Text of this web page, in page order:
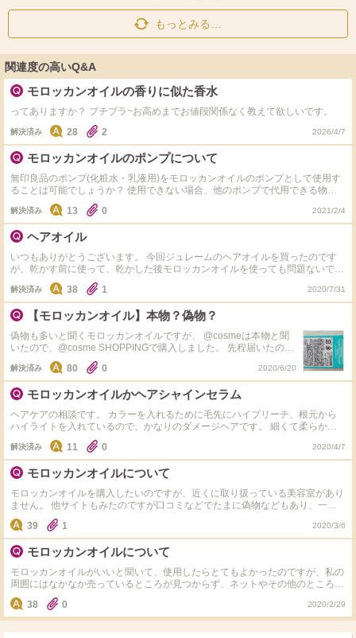
もっとみる…
関連度の高いQ&A
モロッカンオイルの香りに似た香水
ってありますか？ プチプラ~お高めまでお値段関係なく教えて欲しいです。
解決済み 28 2 2026/4/7
モロッカンオイルのポンプについて
無印良品のポンプ(化粧水・乳液用)をモロッカンオイルのポンプとして使用す
ることは可能でしょうか？ 使用できない場合、他のポンプで代用できる物が
ありましたら教えて頂きたいです。
解決済み 13 0 2021/2/4
ヘアオイル
いつもありがとうございます。 今回ジュレームのヘアオイルを買ったのです
が、乾かす前に使って、乾かした後モロッカンオイルを使っても問題ないでし
解決済み 38 1 2020/7/31
【モロッカンオイル】本物？偽物？
偽物も多いと聞くモロッカンオイルですが、 @cosmeは本物と聞
いたので、@cosme SHOPPINGで購入しました。 先程届いたので
すが本当に本物なのか不安になり質問しました。 ・背面がシール
表記 ・QRコードはあるが、読み取れない ・製造販売元:株式会社
ブルーム ・ ボトルに刻印はあり ・開封はしてないので、香りや使
用感は不明 偽物じゃないにしても、並行輸入品ということでしょ
うか…？？ その場合、使用しても品質的に問題ないのでしょう
か？ 返品したほうが良いでしょうか？
解決済み 80 0 2020/6/20
モロッカンオイルかヘアシャインセラム
ヘアケアの相談です。 カラーを入れるために毛先にハイブリーチ、根元から
ハイライトを入れているので、かなりのダメージヘアです。 細くて柔らかい
猫っ毛です。 色々試しましたが、あまり効果が出ず、もう髪が死んでるか
な…と思いましたが、藁にもすがる気持ちで、モロッカンオイルかザ・プロダ
クトのヘアシャインセラムを試してみようかなぁと思うのですが、もし両方使
ったことがある方がいらっしゃったらどちらがオススメか教えて下さい！ ア
ットコスメの口コミではモロッカンオイルの方が良いですが…。 また、ほか
にもオススメがあれば教えて下さい。 短時間でシャワーを済ませることが多
いので、アウトバスで使えるものがいいです。
解決済み 11 0 2020/4/7
モロッカンオイルについて
モロッカンオイルを購入したいのですが、近くに取り扱っている美容室があり
ません。 他サイトもみたのですが口コミなどでたまに偽物などもあり、一度
頼んだものも輸入コード？が剥がされていたため返品しました..。 ---アットコ
スメでも取り扱っているようですが、本物でしょうか？ ---ミディアムヘアで
モロッカンオイルのいただいたサンプル10mlをアウトバスのみ現在使ってい
るのですが、同じくらいの使用頻度でも50ml でも1.２ヶ月くらいは持ちます
か？；； ---それと50mlにはポンプが付いていないようですが、おすすめの方
法？はありますでしょうか；；
39 1 2020/3/6
モロッカンオイルについて
モロッカンオイルがいいと聞いて、使用したらとてもよかったのですが、私の
周囲にはなかなか売っているところが見つからず、ネットやその他のところで
売っているものは偽物だとも言われているのですが、実際はどうなのでしょう
か？ネットで買えるなら便利なのでネットで買いたいところなのですが、使用
されているみなさんはどこで購入されていますか？またネットで購入された方
は、偽物だとわかるものですか？
38 0 2020/2/29